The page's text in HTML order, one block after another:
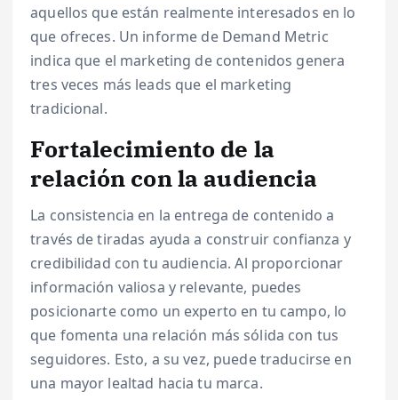
aquellos que están realmente interesados en lo
que ofreces. Un informe de Demand Metric
indica que el marketing de contenidos genera
tres veces más leads que el marketing
tradicional.
Fortalecimiento de la
relación con la audiencia
La consistencia en la entrega de contenido a
través de tiradas ayuda a construir confianza y
credibilidad con tu audiencia. Al proporcionar
información valiosa y relevante, puedes
posicionarte como un experto en tu campo, lo
que fomenta una relación más sólida con tus
seguidores. Esto, a su vez, puede traducirse en
una mayor lealtad hacia tu marca.